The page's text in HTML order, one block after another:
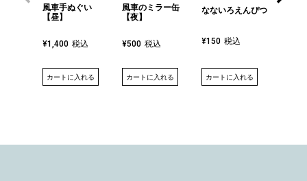
風車手ぬぐい
【昼】
¥1,400 税込
カートに入れる
風車のミラー缶
【夜】
¥500 税込
カートに入れる
なないろえんぴつ
¥150 税込
カートに入れる